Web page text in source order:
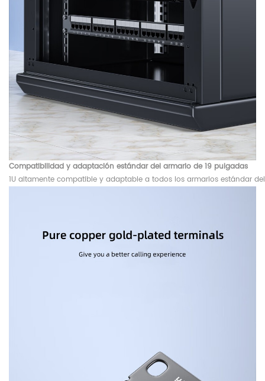
Compatibilidad y adaptación estándar del armario de 19 pulgadas
1U altamente compatible y adaptable a todos los armarios estándar